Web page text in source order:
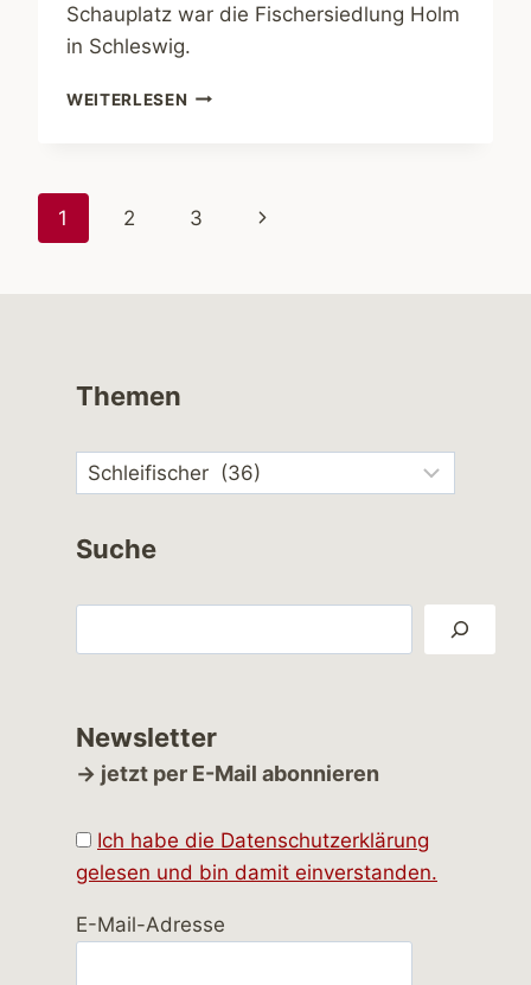
Schauplatz war die Fischersiedlung Holm
in Schleswig.
WEITERLESEN VORSCHAU:
Seitennavigation
1 2 3
Nächste
Themen
Suche
Newsletter
→ jetzt per E-Mail abonnieren
Ich habe die Datenschutzerklärung
gelesen und bin damit einverstanden.
E-Mail-Adresse